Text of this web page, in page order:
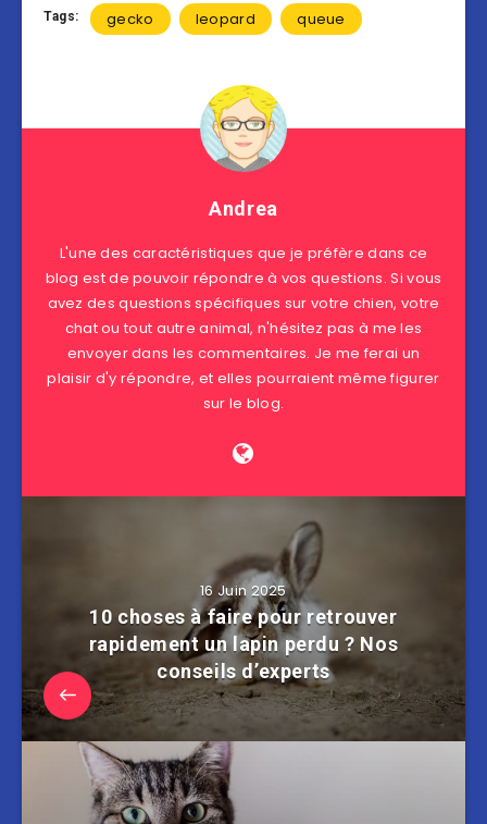
Tags: gecko leopard queue
Andrea
L'une des caractéristiques que je préfère dans ce
blog est de pouvoir répondre à vos questions. Si vous
avez des questions spécifiques sur votre chien, votre
chat ou tout autre animal, n'hésitez pas à me les
envoyer dans les commentaires. Je me ferai un
plaisir d'y répondre, et elles pourraient même figurer
sur le blog.
16 Juin 2025
10 choses à faire pour retrouver
rapidement un lapin perdu ? Nos
conseils d’experts